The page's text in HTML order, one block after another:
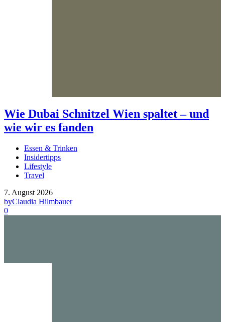
Wie Dubai Schnitzel Wien spaltet – und
wie wir es fanden
Essen & Trinken
Insidertipps
Lifestyle
Travel
7. August 2026
byClaudia Hilmbauer
0